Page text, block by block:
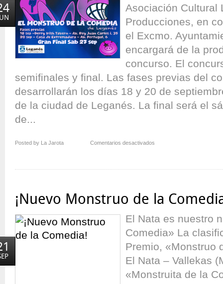
Asociación Cultural
Producciones, en
el Excmo.
encargará de la
concurso. El
semifinales y final. Las fases previas del
desarrollarán los días 18 y 20 de
de la ciudad de Leganés. La final será el
de...
Posted by La Jarota Comentarios desactivados
Internacional
de
¡Nuevo Monstruo de la
El Nata es nuestro
Comedia» La
Premio, «Monstruo
El Nata – Vallekas
«Monstruita de la